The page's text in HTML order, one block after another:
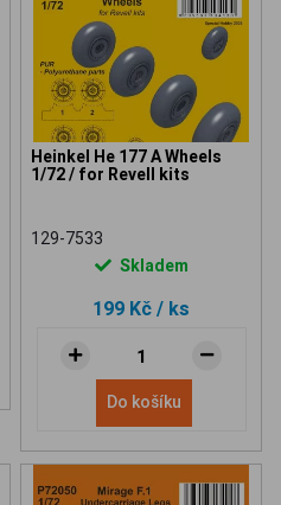
Heinkel He 177 A Wheels
1/72 / for Revell kits
129-7533
Skladem
199 Kč / ks
Do košíku